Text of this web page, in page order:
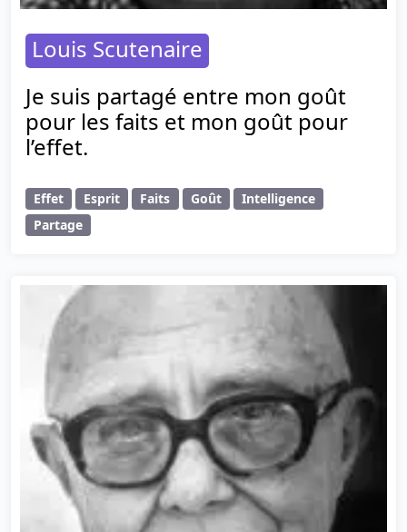
Louis Scutenaire
Je suis partagé entre mon goût
pour les faits et mon goût pour
l’effet.
Effet Esprit Faits Goût
Intelligence
Partage